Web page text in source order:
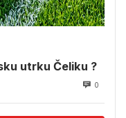
utrku Čeliku ?
0